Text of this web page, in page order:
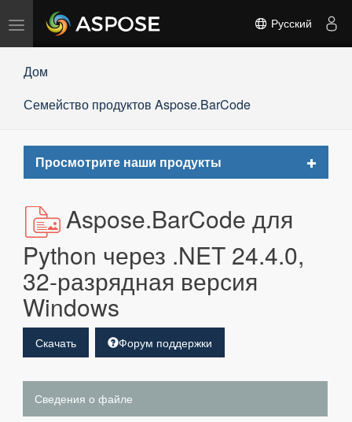
Переключить
навигацию
Русский
Дом
Семейство продуктов Aspose.BarCode
Просмотрите наши продукты
Toggle
Aspose.BarCode для
Python через .NET 24.4.0,
32-разрядная версия
Windows
Скачать Форум поддержки
Сведения о файле